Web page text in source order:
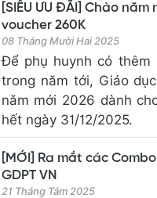
[SIÊU ƯU ĐÃI] Chào
voucher 260K
08 Tháng Mười Hai 2025
Để phụ huynh có thêm
trong năm tới, Giáo
năm mới 2026 dành
hết ngày 31/12/2025.
[MỚI] Ra mắt các
GDPT VN
21 Tháng Tám 2025